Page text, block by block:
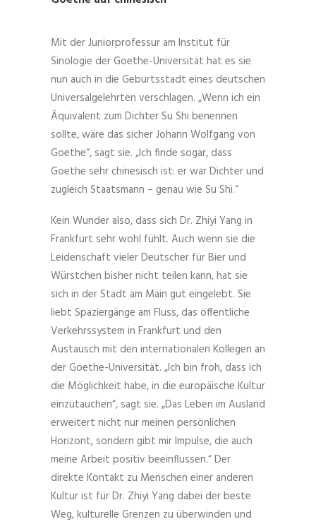
Mit der Juniorprofessur am Institut für
Sinologie der Goethe-Universität hat es sie
nun auch in die Geburtsstadt eines deutschen
Universalgelehrten verschlagen. „Wenn ich ein
Äquivalent zum Dichter Su Shi benennen
sollte, wäre das sicher Johann Wolfgang von
Goethe“, sagt sie. „Ich finde sogar, dass
Goethe sehr chinesisch ist: er war Dichter und
zugleich Staatsmann – genau wie Su Shi.“
Kein Wunder also, dass sich Dr. Zhiyi Yang in
Frankfurt sehr wohl fühlt. Auch wenn sie die
Leidenschaft vieler Deutscher für Bier und
Würstchen bisher nicht teilen kann, hat sie
sich in der Stadt am Main gut eingelebt. Sie
liebt Spaziergänge am Fluss, das öffentliche
Verkehrssystem in Frankfurt und den
Austausch mit den internationalen Kollegen an
der Goethe-Universität. „Ich bin froh, dass ich
die Möglichkeit habe, in die europäische Kultur
einzutauchen“, sagt sie. „Das Leben im Ausland
erweitert nicht nur meinen persönlichen
Horizont, sondern gibt mir Impulse, die auch
meine Arbeit positiv beeinflussen.“ Der
direkte Kontakt zu Menschen einer anderen
Kultur ist für Dr. Zhiyi Yang dabei der beste
Weg, kulturelle Grenzen zu überwinden und